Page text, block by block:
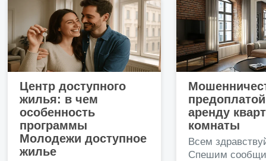
Центр доступного
жилья: в чем
особенность
программы
Молодежи доступное
жилье
аренду
комнаты
Всем
Спешим